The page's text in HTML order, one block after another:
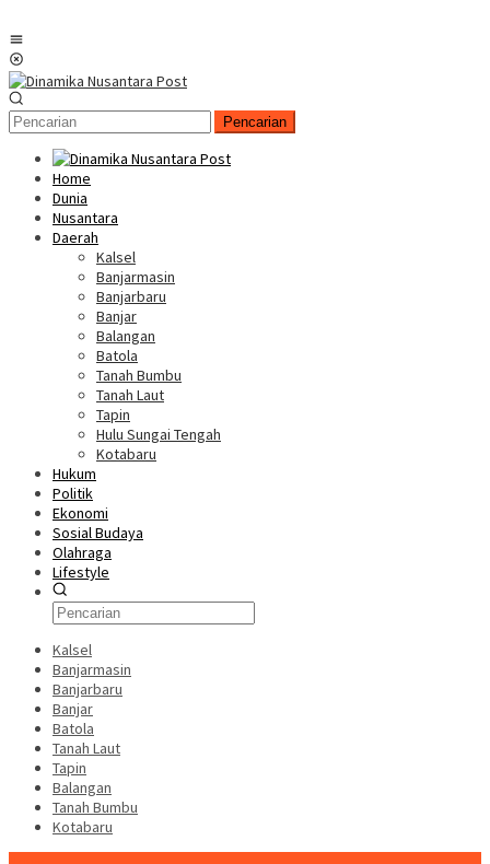
Pencarian
Home
Dunia
Nusantara
Daerah
Kalsel
Banjarmasin
Banjarbaru
Banjar
Balangan
Batola
Tanah Bumbu
Tanah Laut
Tapin
Hulu Sungai Tengah
Kotabaru
Hukum
Politik
Ekonomi
Sosial Budaya
Olahraga
Lifestyle
Kalsel
Banjarmasin
Banjarbaru
Banjar
Batola
Tanah Laut
Tapin
Balangan
Tanah Bumbu
Kotabaru